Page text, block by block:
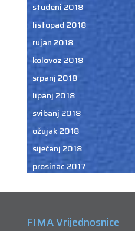
studeni 2018
listopad 2018
rujan 2018
kolovoz 2018
srpanj 2018
lipanj 2018
svibanj 2018
ožujak 2018
siječanj 2018
prosinac 2017
FIMA Vrijednosnice